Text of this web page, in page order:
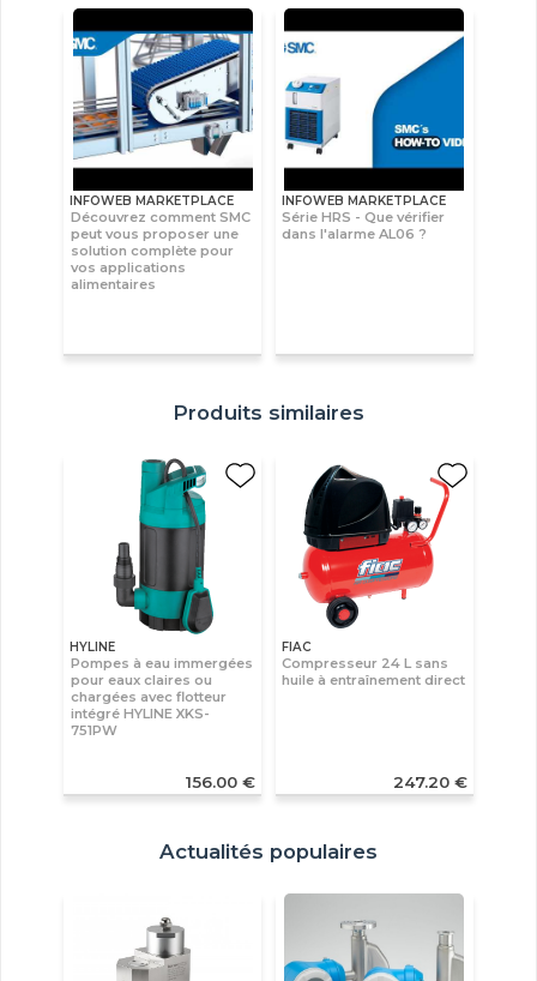
INFOWEB MARKETPLACE
Découvrez comment SMC
peut vous proposer une
solution complète pour
vos applications
alimentaires
INFOWEB MARKETPLACE
Série HRS - Que vérifier
dans l'alarme AL06 ?
Produits similaires
HYLINE
Pompes à eau immergées
pour eaux claires ou
chargées avec flotteur
intégré HYLINE XKS-
751PW
156.00 €
FIAC
Compresseur 24 L sans
huile à entraînement direct
247.20 €
Actualités populaires